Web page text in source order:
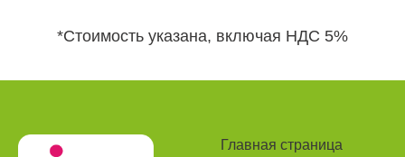
*Стоимость указана, включая НДС 5%
Главная страница